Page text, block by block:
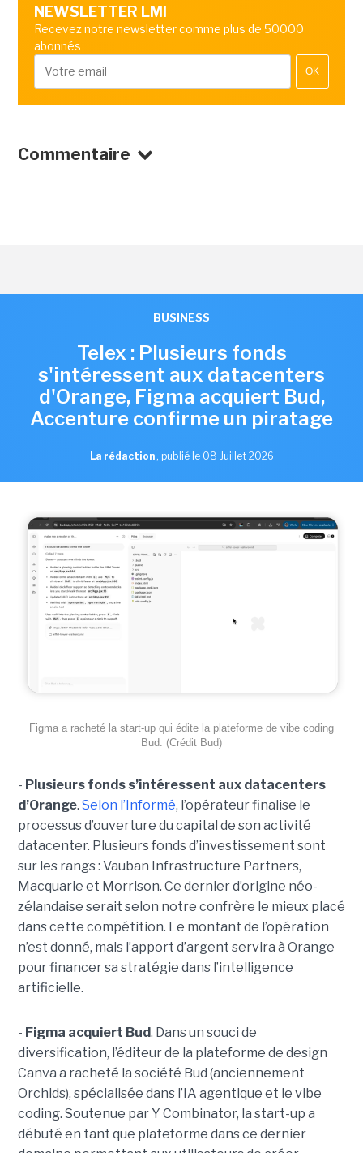
NEWSLETTER LMI
Recevez notre newsletter comme plus de 50000
abonnés
OK
Commentaire
BUSINESS
Telex : Plusieurs fonds
s'intéressent aux datacenters
d'Orange, Figma acquiert Bud,
Accenture confirme un piratage
La rédaction , publié le 08 Juillet 2026
Figma a racheté la start-up qui édite la plateforme de vibe coding
Bud. (Crédit Bud)
- Plusieurs fonds s’intéressent aux datacenters
d’Orange. Selon l’Informé, l’opérateur finalise le
processus d’ouverture du capital de son activité
datacenter. Plusieurs fonds d’investissement sont
sur les rangs : Vauban Infrastructure Partners,
Macquarie et Morrison. Ce dernier d’origine néo-
zélandaise serait selon notre confrère le mieux placé
dans cette compétition. Le montant de l’opération
n’est donné, mais l’apport d’argent servira à Orange
pour financer sa stratégie dans l’intelligence
artificielle.
- Figma acquiert Bud. Dans un souci de
diversification, l’éditeur de la plateforme de design
Canva a racheté la société Bud (anciennement
Orchids), spécialisée dans l’IA agentique et le vibe
coding. Soutenue par Y Combinator, la start-up a
débuté en tant que plateforme dans ce dernier